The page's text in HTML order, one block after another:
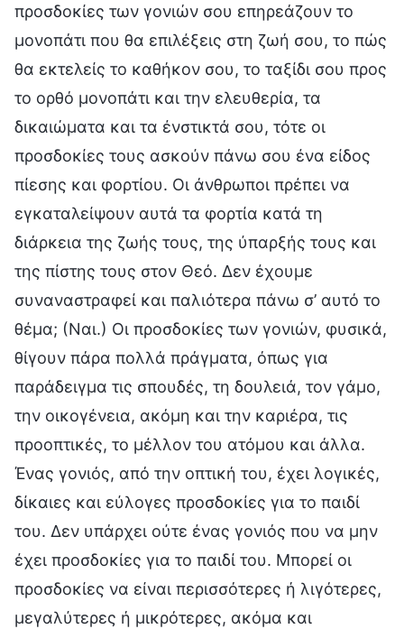
προσδοκίες των γονιών σου επηρεάζουν το
μονοπάτι που θα επιλέξεις στη ζωή σου, το πώς
θα εκτελείς το καθήκον σου, το ταξίδι σου προς
το ορθό μονοπάτι και την ελευθερία, τα
δικαιώματα και τα ένστικτά σου, τότε οι
προσδοκίες τους ασκούν πάνω σου ένα είδος
πίεσης και φορτίου. Οι άνθρωποι πρέπει να
εγκαταλείψουν αυτά τα φορτία κατά τη
διάρκεια της ζωής τους, της ύπαρξής τους και
της πίστης τους στον Θεό. Δεν έχουμε
συναναστραφεί και παλιότερα πάνω σ’ αυτό το
θέμα; (Ναι.) Οι προσδοκίες των γονιών, φυσικά,
θίγουν πάρα πολλά πράγματα, όπως για
παράδειγμα τις σπουδές, τη δουλειά, τον γάμο,
την οικογένεια, ακόμη και την καριέρα, τις
προοπτικές, το μέλλον του ατόμου και άλλα.
Ένας γονιός, από την οπτική του, έχει λογικές,
δίκαιες και εύλογες προσδοκίες για το παιδί
του. Δεν υπάρχει ούτε ένας γονιός που να μην
έχει προσδοκίες για το παιδί του. Μπορεί οι
προσδοκίες να είναι περισσότερες ή λιγότερες,
μεγαλύτερες ή μικρότερες, ακόμα και